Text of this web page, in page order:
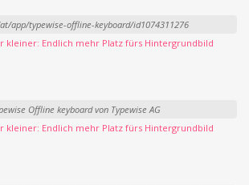
app/typewise-offline-keyboard/id1074311276
kleiner: Endlich mehr Platz fürs Hintergrundbild
Offline keyboard von Typewise AG
kleiner: Endlich mehr Platz fürs Hintergrundbild